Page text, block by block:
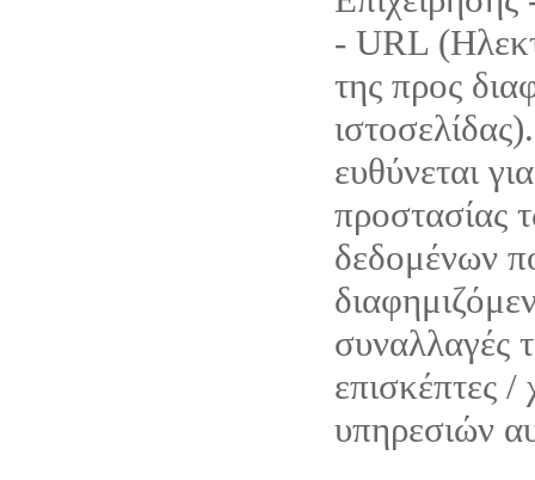
- URL
της προς
ευθύνεται
προστασίας
δεδομένων
συναλλαγές
επισκέπτες /
υπηρεσιών